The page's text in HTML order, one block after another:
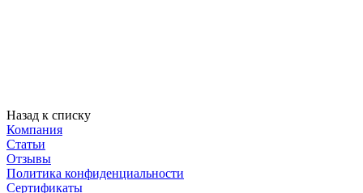
Назад к списку
Компания
Статьи
Отзывы
Политика конфиденциальности
Сертификаты